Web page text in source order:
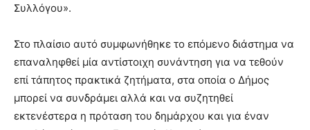
Συλλόγου».
Στο πλαίσιο αυτό συμφωνήθηκε το επόμενο διάστημα να
επαναληφθεί μία αντίστοιχη συνάντηση για να τεθούν
επί τάπητος πρακτικά ζητήματα, στα οποία ο Δήμος
μπορεί να συνδράμει αλλά και να συζητηθεί
εκτενέστερα η πρόταση του δημάρχου και για έναν